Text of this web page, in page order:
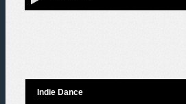
Indie Dance